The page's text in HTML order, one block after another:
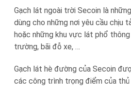
Gạch lát ngoài trời Secoin là
dùng cho những nơi yêu cầu chịu
hoặc những khu vực lát phổ
trường, bãi đỗ xe, …
Gạch lát hè đường của Secoin
các công trình trọng điểm của thủ